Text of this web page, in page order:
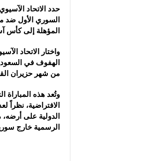
حدد الاتحاد
السوري الأول ضد
المؤهلة إلى كأس آسيا 2027، وفقاً لموقع
واختار الاتحاد
الهفوف في
من شهر حزيران
وتُعد هذه
الافتراضية، نظراً
الدولية على
الرسمية خارج